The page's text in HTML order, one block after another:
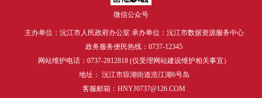
微信公众号
主办单位：沅江市人民政府办公室 承办单位：沅江市数据资源服务中心
政务服务便民热线：0737-12345
网站维护电话：0737-2812818 (仅受理网站建设维护相关事宜）
地址： 沅江市琼湖街道浩江湖6号岛
客服邮箱：HNYJ0737@126.COM